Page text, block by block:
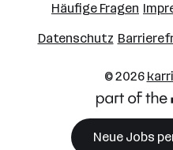
Häufige Fragen
Datenschutz
© 2026
Neue Jobs